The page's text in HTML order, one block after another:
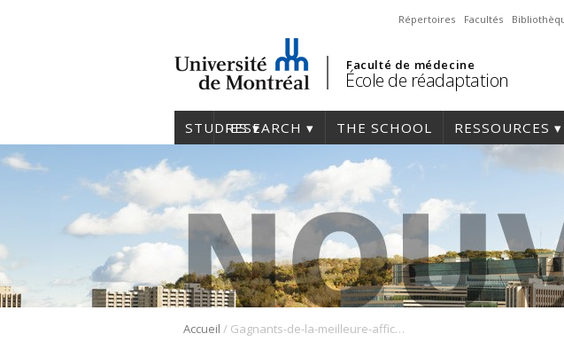
Répertoires Facultés
Faculté de médecine
École de réadaptation
STUDIESRESEARCH THE SCHOOL RESSOURCES
Accueil / Gagnants-de-la-meilleure-affiche-2012-300×225.jpg